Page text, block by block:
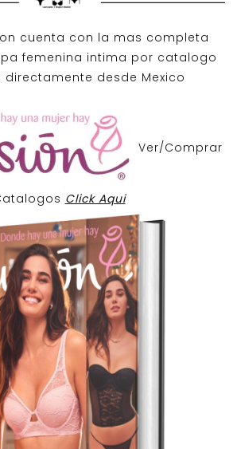
cuenta con la mas completa
femenina intima por catalogo
desde Mexico
Ver/Comprar
Click Aqui